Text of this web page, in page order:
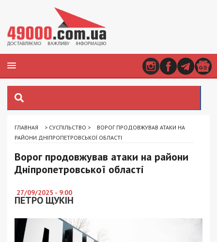
ГЛАВНАЯ > СУСПІЛЬСТВО >
ВОРОГ ПРОДОВЖУВАВ АТАКИ НА
РАЙОНИ ДНІПРОПЕТРОВСЬКОЇ ОБЛАСТІ
Ворог продовжував атаки на райони
Дніпропетровської області
27/09/2025 - 9:00
ПЕТРО ЩУКІН